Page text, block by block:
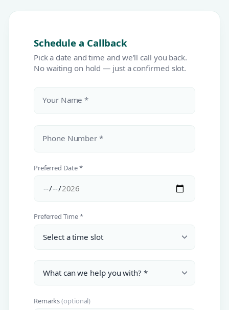
Schedule a Callback
Pick a date and time and we'll call you back.
No waiting on hold — just a confirmed slot.
Your Name *
Phone Number *
Preferred Date *
Preferred Time *
Remarks(optional)